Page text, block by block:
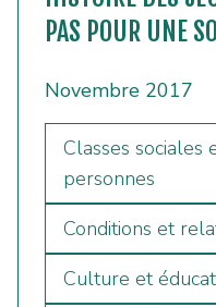
PAS POUR UNE
Novembre 2017
Classes sociales
personnes
Conditions et
Culture et